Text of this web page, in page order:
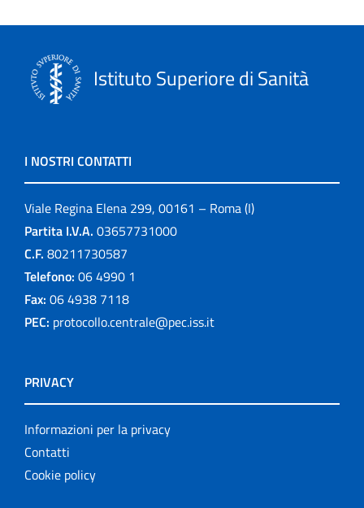
Istituto Superiore di Sanità
I NOSTRI CONTATTI
Viale Regina Elena 299, 00161 – Roma (I)
Partita I.V.A. 03657731000
C.F. 80211730587
Telefono: 06 4990 1
Fax: 06 4938 7118
PEC: protocollo.centrale@pec.iss.it
PRIVACY
Informazioni per la privacy
Contatti
Cookie policy